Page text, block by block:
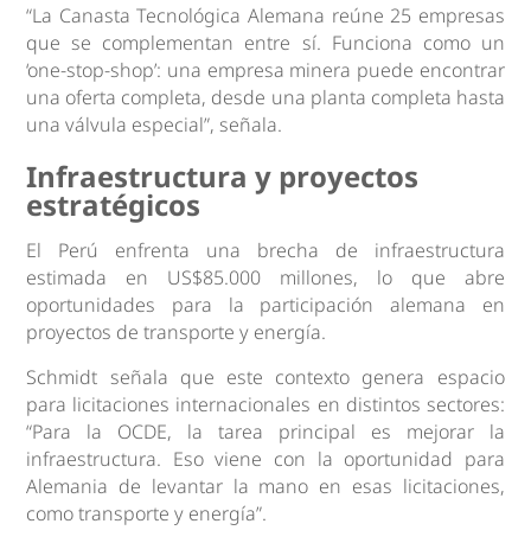
“La Canasta Tecnológica Alemana reúne 25 empresas
que se complementan entre sí. Funciona como un
‘one-stop-shop’: una empresa minera puede encontrar
una oferta completa, desde una planta completa hasta
una válvula especial”, señala.
Infraestructura y proyectos
estratégicos
El Perú enfrenta una brecha de infraestructura
estimada en US$85.000 millones, lo que abre
oportunidades para la participación alemana en
proyectos de transporte y energía.
Schmidt señala que este contexto genera espacio
para licitaciones internacionales en distintos sectores:
“Para la OCDE, la tarea principal es mejorar la
infraestructura. Eso viene con la oportunidad para
Alemania de levantar la mano en esas licitaciones,
como transporte y energía”.